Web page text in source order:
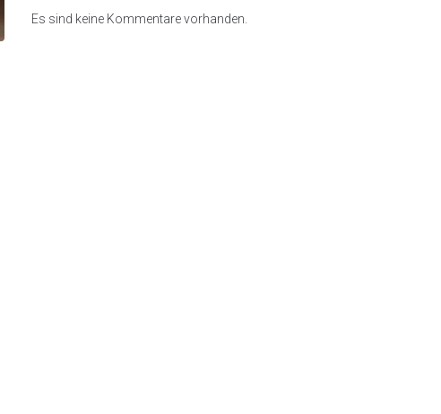
Es sind keine Kommentare vorhanden.